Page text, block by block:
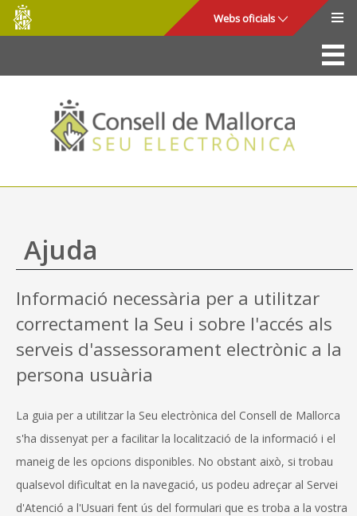
Salta al contingut principal
Consell
de
Mallorca
Webs oficials
La Seu
Consell de Mallorca
Accés i seguretat
Utilitats
Mapa web
Ajuda
Ajuda
Informació necessària per a utilitzar
correctament la Seu i sobre l'accés als
serveis d'assessorament electrònic a la
persona usuària
La guia per a utilitzar la Seu electrònica del Consell de Mallorca
s'ha dissenyat per a facilitar la localització de la informació i el
maneig de les opcions disponibles. No obstant això, si trobau
qualsevol dificultat en la navegació, us podeu adreçar al Servei
d'Atenció a l'Usuari fent ús del formulari que es troba a la vostra